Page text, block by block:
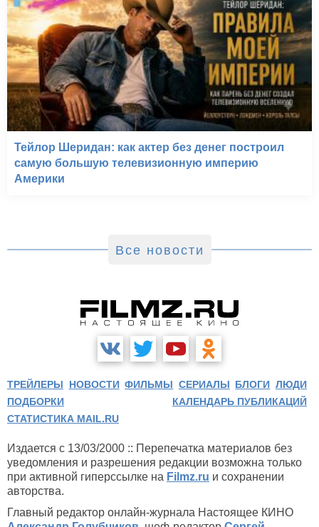
Тейлор Шеридан: как актер без денег построил
самую большую телевизионную империю
Америки
Все новости
ТРЕЙЛЕРЫ НОВОСТИ ФИЛЬМЫ СЕРИАЛЫ БЛОГИ ЛЮДИ
ПОДБОРКИ
КАЛЕНДАРЬ ПУБЛИКАЦИЙ
СТАТИСТИКА MAIL.RU
Издается с 13/03/2000 :: Перепечатка материалов без
уведомления и разрешения редакции возможна только
при активной гиперссылке на Filmz.ru и сохранении
авторства.
Главный редактор онлайн-журнала Настоящее КИНО